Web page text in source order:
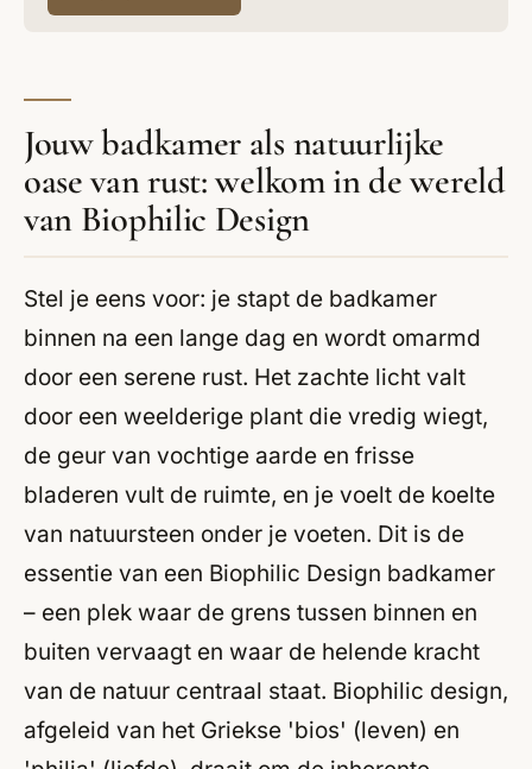
Jouw badkamer als natuurlijke
oase van rust: welkom in de wereld
van Biophilic Design
Stel je eens voor: je stapt de badkamer
binnen na een lange dag en wordt omarmd
door een serene rust. Het zachte licht valt
door een weelderige plant die vredig wiegt,
de geur van vochtige aarde en frisse
bladeren vult de ruimte, en je voelt de koelte
van natuursteen onder je voeten. Dit is de
essentie van een Biophilic Design badkamer
– een plek waar de grens tussen binnen en
buiten vervaagt en waar de helende kracht
van de natuur centraal staat. Biophilic design,
afgeleid van het Griekse 'bios' (leven) en